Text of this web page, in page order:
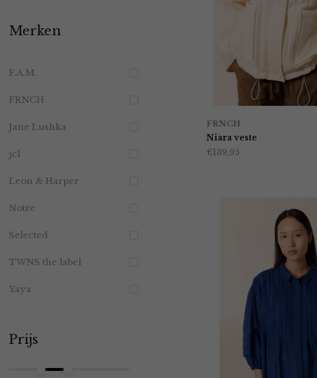
FRNCH
Niara veste
€139,95
Merken
F.A.M.
FRNCH
Jane Lushka
jcl
Leon & Harper
Notre
Selected
TWNS the label
Yaya
Prijs